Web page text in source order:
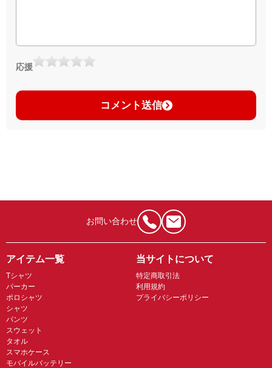
応援
コメント送信
お問い合わせ
アイテム一覧
Tシャツ
パーカー
ポロシャツ
シャツ
パンツ
スウェット
タオル
スマホケース
モバイルバッテリー
当サイトについて
特定商取引法
利用規約
プライバシーポリシー